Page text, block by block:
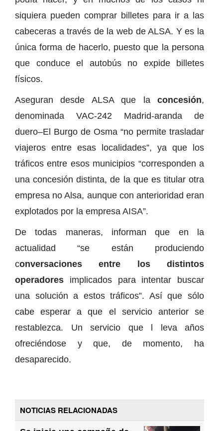
siquiera pueden comprar billetes para ir a las
cabeceras a través de la web de ALSA. Y es la
única forma de hacerlo, puesto que la persona
que conduce el autobús no expide billetes
físicos.
Aseguran desde ALSA que la concesión,
denominada VAC-242 Madrid-aranda de
duero–El Burgo de Osma “no permite trasladar
viajeros entre esas localidades”, ya que los
tráficos entre esos municipios “corresponden a
una concesión distinta, de la que es titular otra
empresa no Alsa, aunque con anterioridad eran
explotados por la empresa AISA”.
De todas maneras, informan que en la
actualidad “se están produciendo
conversaciones entre los distintos
operadores implicados para intentar buscar
una solución a estos tráficos”. Así que sólo
cabe esperar a que el servicio anterior se
restablezca. Un servicio que l leva años
ofreciéndose y que, de momento, ha
desaparecido.
NOTICIAS RELACIONADAS